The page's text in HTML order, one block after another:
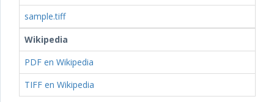
sample.tiff
Wikipedia
PDF en Wikipedia
TIFF en Wikipedia